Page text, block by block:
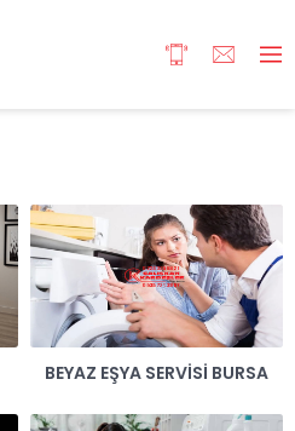
BEYAZ EŞYA SERVISI BURSA